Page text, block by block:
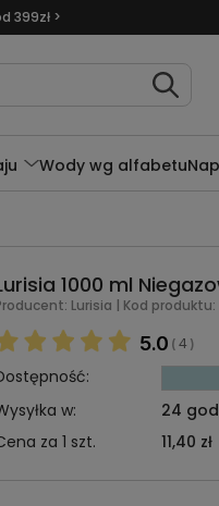
399zł >
Wody wg alfabetu
1000 ml
Lurisia | Kod produktu:
5.0 ( 4 )
w:
24
za 1 szt.
11,40 zł